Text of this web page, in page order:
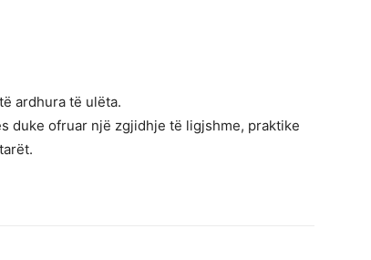
ardhura të ulëta.
duke ofruar një zgjidhje të ligjshme, praktike